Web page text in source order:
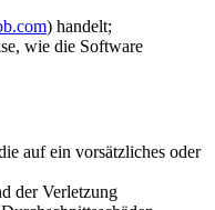
) handelt;
wie die Software
auf ein vorsätzliches oder
der Verletzung